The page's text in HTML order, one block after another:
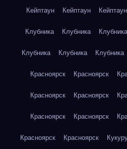
Кейптаун Кейптаун Кейптаун
Клубника Клубника Клубника
Клубника Клубника Клубника
Красноярск Красноярск
Красноярск Красноярск
Красноярск Красноярск
Красноярск Красноярск